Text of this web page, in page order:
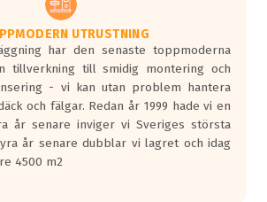
UTRUSTNING
har den senaste toppmoderna
tillverkning till smidig montering och
- vi kan utan problem hantera
och fälgar. Redan år 1999 hade vi en
år senare inviger vi Sveriges största
år senare dubblar vi lagret och idag
4500 m2